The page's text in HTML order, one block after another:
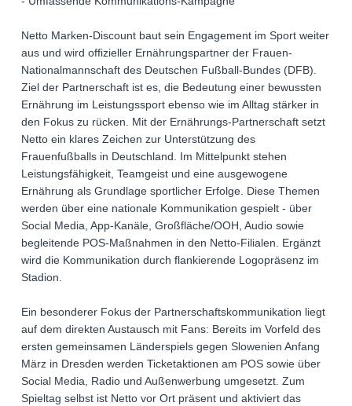
Netto Marken-Discount baut sein Engagement im Sport weiter
aus und wird offizieller Ernährungspartner der Frauen-
Nationalmannschaft des Deutschen Fußball-Bundes (DFB).
Ziel der Partnerschaft ist es, die Bedeutung einer bewussten
Ernährung im Leistungssport ebenso wie im Alltag stärker in
den Fokus zu rücken. Mit der Ernährungs-Partnerschaft setzt
Netto ein klares Zeichen zur Unterstützung des
Frauenfußballs in Deutschland. Im Mittelpunkt stehen
Leistungsfähigkeit, Teamgeist und eine ausgewogene
Ernährung als Grundlage sportlicher Erfolge. Diese Themen
werden über eine nationale Kommunikation gespielt - über
Social Media, App-Kanäle, Großfläche/OOH, Audio sowie
begleitende POS-Maßnahmen in den Netto-Filialen. Ergänzt
wird die Kommunikation durch flankierende Logopräsenz im
Stadion.
Ein besonderer Fokus der Partnerschaftskommunikation liegt
auf dem direkten Austausch mit Fans: Bereits im Vorfeld des
ersten gemeinsamen Länderspiels gegen Slowenien Anfang
März in Dresden werden Ticketaktionen am POS sowie über
Social Media, Radio und Außenwerbung umgesetzt. Zum
Spieltag selbst ist Netto vor Ort präsent und aktiviert das